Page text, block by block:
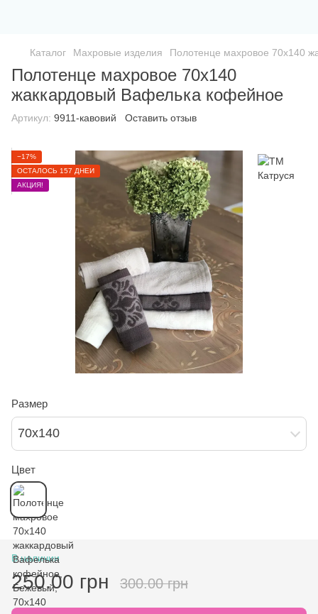
Каталог Махровые изделия Полотенце махровое 70х140
Полотенце махровое 70х140
жаккардовый Вафелька кофейное
Артикул: 9911-кавовий Оставить отзыв
−17%
ОСТАЛОСЬ 157 ДНЕЙ
АКЦИЯ!
Размер
70х140
Цвет
В наличии
250.00 грн 300.00 грн